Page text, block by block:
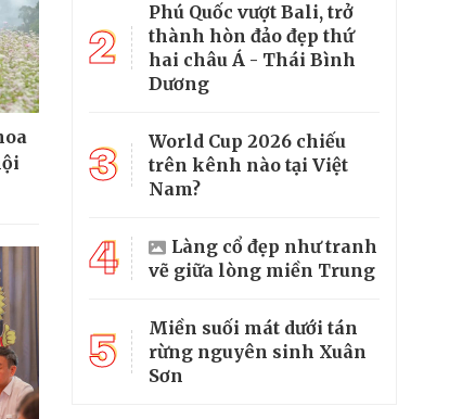
2
Phú Quốc vượt Bali, trở
thành hòn đảo đẹp thứ
hai châu Á - Thái Bình
Dương
3
World Cup 2026 chiếu
trên kênh nào tại Việt
Nam?
4
Làng cổ đẹp như tranh
vẽ giữa lòng miền Trung
5
Miền suối mát dưới tán
rừng nguyên sinh Xuân
Sơn